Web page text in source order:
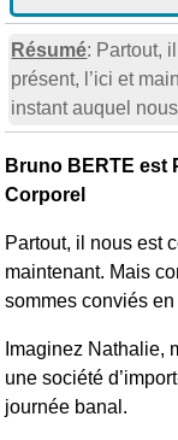
Résumé: Partout,
présent, l’ici et
instant auquel
Bruno BERTE est
Corporel
Partout, il nous est
maintenant. Mais
sommes conviés
Imaginez Nathalie,
une société
journée banal.